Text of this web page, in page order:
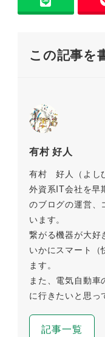
o
k
この記事を
有村 好人
有村 好人（よし
外資系IT会社を早
のブログの運営、
います。
繋がる機器が大好
いかにスマート（
ます。
また、電気自動車
に行きたいと思っ
記事一覧